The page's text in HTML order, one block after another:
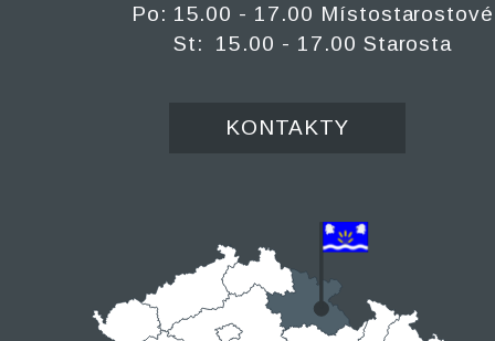
Po: 15.00 - 17.00 Místostarostové
St: 15.00 - 17.00 Starosta
KONTAKTY